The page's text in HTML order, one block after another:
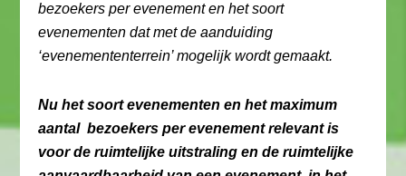
bezoekers per evenement en het soort
evenementen dat met de aanduiding
‘evenemententerrein’ mogelijk wordt gemaakt.
Nu het soort evenementen en het maximum
aantal bezoekers per evenement relevant is
voor de ruimtelijke uitstraling en de ruimtelijke